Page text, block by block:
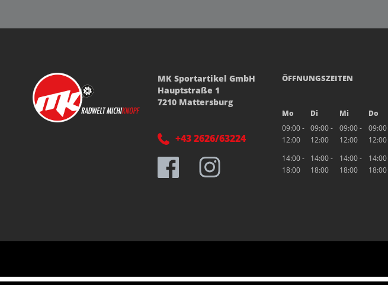
MK Sportartikel GmbH
Hauptstraße 1
7210 Mattersburg
+43 2626/63224
ÖFFNUNGSZEITEN
Mo Di Mi Do
09:00 -
12:00
09:00 -
12:00
09:00 -
12:00
12:00
14:00 -
18:00
14:00 -
18:00
14:00 -
18:00
18:00